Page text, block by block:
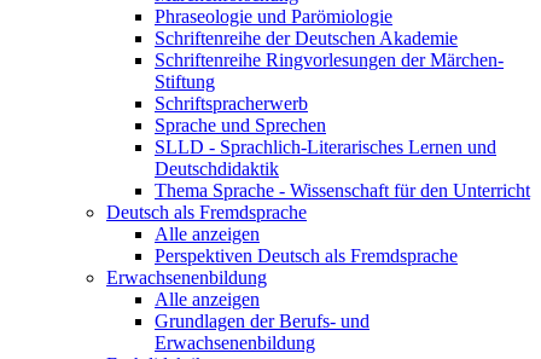
Phraseologie und Parömiologie
Schriftenreihe der Deutschen Akademie
Schriftenreihe Ringvorlesungen der Märchen-
Stiftung
Schriftspracherwerb
Sprache und Sprechen
SLLD - Sprachlich-Literarisches Lernen und
Deutschdidaktik
Thema Sprache - Wissenschaft für den Unterricht
Deutsch als Fremdsprache
Alle anzeigen
Perspektiven Deutsch als Fremdsprache
Erwachsenenbildung
Alle anzeigen
Grundlagen der Berufs- und
Erwachsenenbildung